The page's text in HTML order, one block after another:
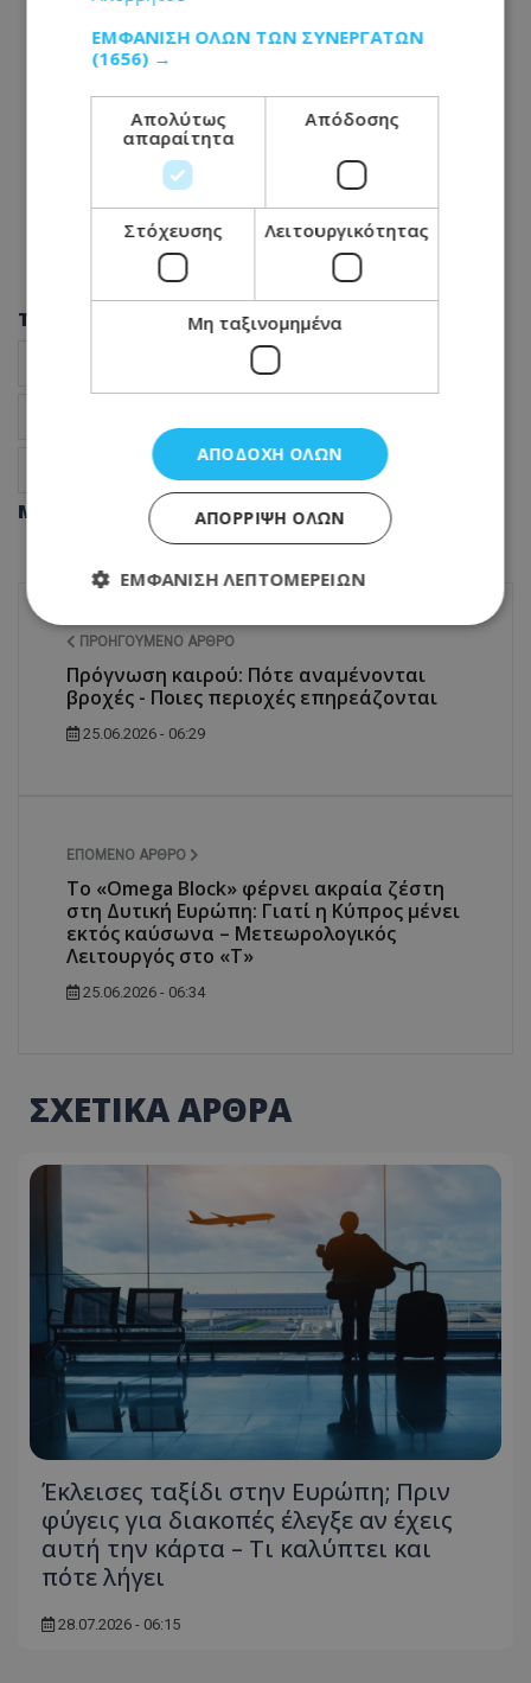
Tags
μεγάλη συναυλία
Ειδήσεις Ελλάδα
Μοιράσου αυτό το άρθρο
ΠΡΟΗΓΟΎΜΕΝΟ ΆΡΘΡΟ
Πρόγνωση καιρού: Πότε αναμένονται
βροχές - Ποιες περιοχές επηρεάζονται
25.06.2026 - 06:29
ΕΠΌΜΕΝΟ ΆΡΘΡΟ
Το «Omega Block» φέρνει ακραία ζέστη
στη Δυτική Ευρώπη: Γιατί η Κύπρος μένει
εκτός καύσωνα – Μετεωρολογικός
Λειτουργός στο «Τ»
25.06.2026 - 06:34
ΣΧΕΤΙΚΑ ΑΡΘΡΑ
Έκλεισες ταξίδι στην Ευρώπη; Πριν
φύγεις για διακοπές έλεγξε αν έχεις
αυτή την κάρτα – Τι καλύπτει και
πότε λήγει
28.07.2026 - 06:15
ΕΜΦΆΝΙΣΗ ΌΛΩΝ ΤΩΝ ΣΥΝΕΡΓΑΤΏΝ
(1656) →
Απολύτως
απαραίτητα
Απόδοσης
Στόχευσης Λειτουργικότητας
Μη ταξινομημένα
ΑΠΟΔΟΧΉ ΌΛΩΝ
ΑΠΌΡΡΙΨΗ ΌΛΩΝ
ΕΜΦΆΝΙΣΗ ΛΕΠΤΟΜΕΡΕΙΏΝ
Απολύτως απαραίτητα
Απόδοσης
Στόχευσης
Λειτουργικότητας
χωρίς τα απολύτως απαραίτητα cookies.
Ονοματεπώνυμο
Προμηθευτής/ Πεδίο
usprivacy
.lifenewscy.tothemaonline.com
VISITOR_PRIVACY_METADATA
YouTube
.youtube.com